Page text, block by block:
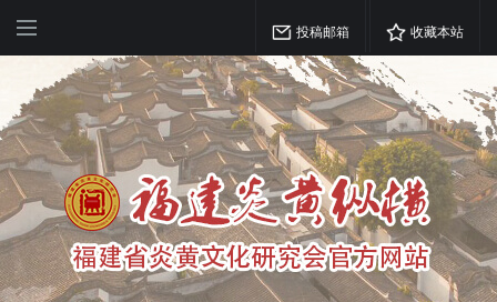
投稿邮箱 收藏本站